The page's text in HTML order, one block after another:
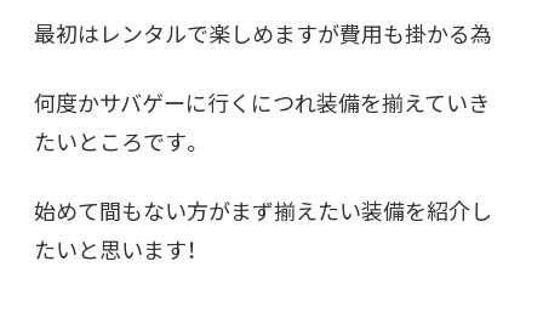
最初はレンタルで楽しめますが費用も掛かる為
何度かサバゲーに行くにつれ装備を揃えていき
たいところです。
始めて間もない方がまず揃えたい装備を紹介し
たいと思います！